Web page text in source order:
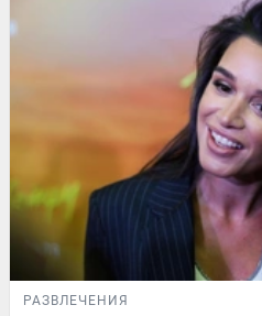
РАЗВЛЕЧЕНИЯ